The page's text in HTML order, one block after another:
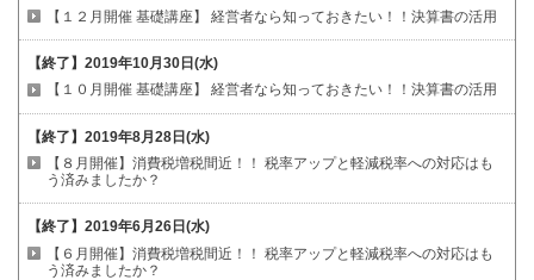
【１２月開催 基礎講座】 経営者なら知っておきたい！！決算書の活用
【終了】 2019年10月30日(水)
【１０月開催 基礎講座】 経営者なら知っておきたい！！決算書の活用
【終了】 2019年8月28日(水)
【８月開催】消費税増税間近！！ 税率アップと軽減税率への対応はも
う済みましたか？
【終了】 2019年6月26日(水)
【６月開催】消費税増税間近！！ 税率アップと軽減税率への対応はも
う済みましたか？